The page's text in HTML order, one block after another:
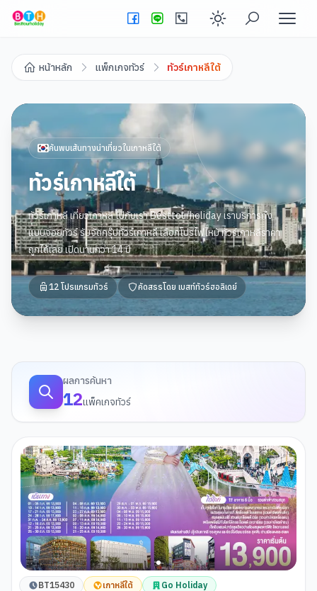
Enable dark
หน้าหลัก แพ็กเกจทัวร์ ทัวร์เกาหลีใต้
ค้นพบเส้นทางน่าเที่ยวในเกาหลีใต้
ทัวร์เกาหลีใต้
ทัวร์เกาหลี เที่ยวเกาหลี ไปกับเรา Besttourholiday เราบริการทั้ง
แบบจอยทัวร์ รับจัดกรุ๊ปทัวร์เกาหลี เลือกโปรไฟไหม้ ทัวร์เกาหลีราคา
ถูกได้เลย เปิดนานกว่า 14 ปี
12 โปรแกรมทัวร์ คัดสรรโดย เบสท์ทัวร์ฮอลิเดย์
ผลการค้นหา
12แพ็คเกจทัวร์
BT15430 เกาหลีใต้ Go Holiday